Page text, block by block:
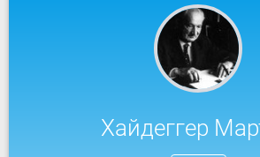
Хайдеггер